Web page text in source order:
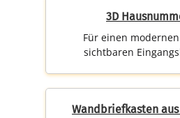
3D
Für einen
sichtbaren
Wandbriefkasten